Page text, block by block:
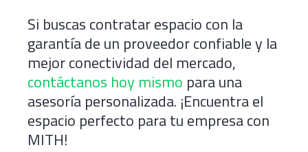
Si buscas contratar espacio con la
garantía de un proveedor confiable y la
mejor conectividad del mercado,
contáctanos hoy mismo para una
asesoría personalizada. ¡Encuentra el
espacio perfecto para tu empresa con
MITH!